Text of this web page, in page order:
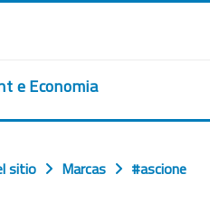
e Economia
sitio Marcas #ascione